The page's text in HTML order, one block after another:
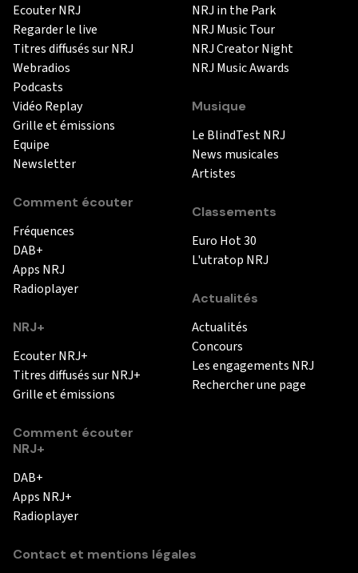
Ecouter NRJ
Regarder le live
Titres diffusés sur NRJ
Webradios
Podcasts
Vidéo Replay
Grille et émissions
Equipe
Newsletter
Comment écouter
Fréquences
DAB+
Apps NRJ
Radioplayer
NRJ+
Ecouter NRJ+
Titres diffusés sur NRJ+
Grille et émissions
Comment écouter
NRJ+
DAB+
Apps NRJ+
Radioplayer
NRJ in the Park
NRJ Music Tour
NRJ Creator Night
NRJ Music Awards
Musique
Le BlindTest NRJ
News musicales
Artistes
Classements
Euro Hot 30
L'utratop NRJ
Actualités
Actualités
Concours
Les engagements NRJ
Rechercher une page
Contact et mentions légales